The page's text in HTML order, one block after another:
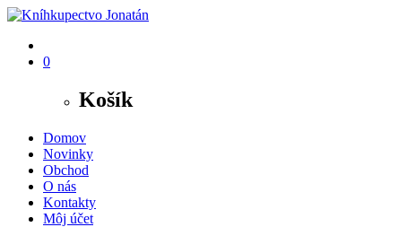
0
Košík
Domov
Novinky
Obchod
O nás
Kontakty
Môj účet